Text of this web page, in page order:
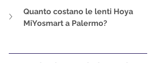
Quanto costano le lenti Hoya
MiYosmart a Palermo?